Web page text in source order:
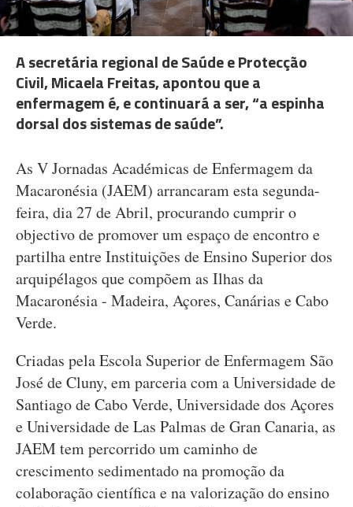
A secretária regional de Saúde e Protecção
Civil, Micaela Freitas, apontou que a
enfermagem é, e continuará a ser, “a espinha
dorsal dos sistemas de saúde”.
As V Jornadas Académicas de Enfermagem da
Macaronésia (JAEM) arrancaram esta segunda-
feira, dia 27 de Abril, procurando cumprir o
objectivo de promover um espaço de encontro e
partilha entre Instituições de Ensino Superior dos
arquipélagos que compõem as Ilhas da
Macaronésia - Madeira, Açores, Canárias e Cabo
Verde.
Criadas pela Escola Superior de Enfermagem São
José de Cluny, em parceria com a Universidade de
Santiago de Cabo Verde, Universidade dos Açores
e Universidade de Las Palmas de Gran Canaria, as
JAEM tem percorrido um caminho de
crescimento sedimentado na promoção da
colaboração científica e na valorização do ensino